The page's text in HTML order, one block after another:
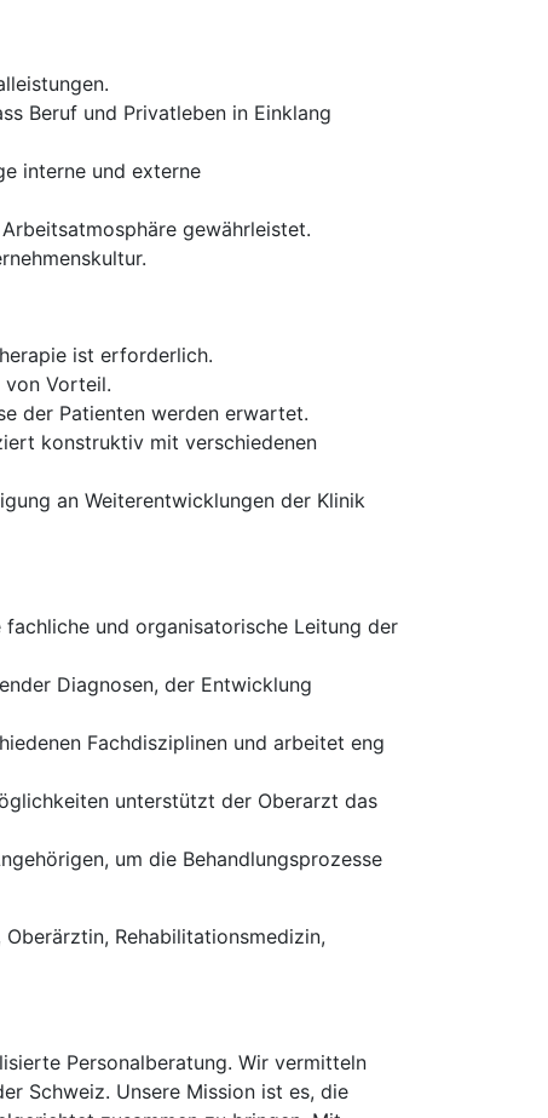
Beruf und Privatleben in Einklang
interne und externe
gewährleistet.
ist erforderlich.
von Vorteil.
der Patienten werden erwartet.
konstruktiv mit verschiedenen
an Weiterentwicklungen der Klinik
und organisatorische Leitung der
Diagnosen, der Entwicklung
Fachdisziplinen und arbeitet eng
unterstützt der Oberarzt das
um die Behandlungsprozesse
Rehabilitationsmedizin,
Personalberatung. Wir vermitteln
Schweiz. Unsere Mission ist es, die